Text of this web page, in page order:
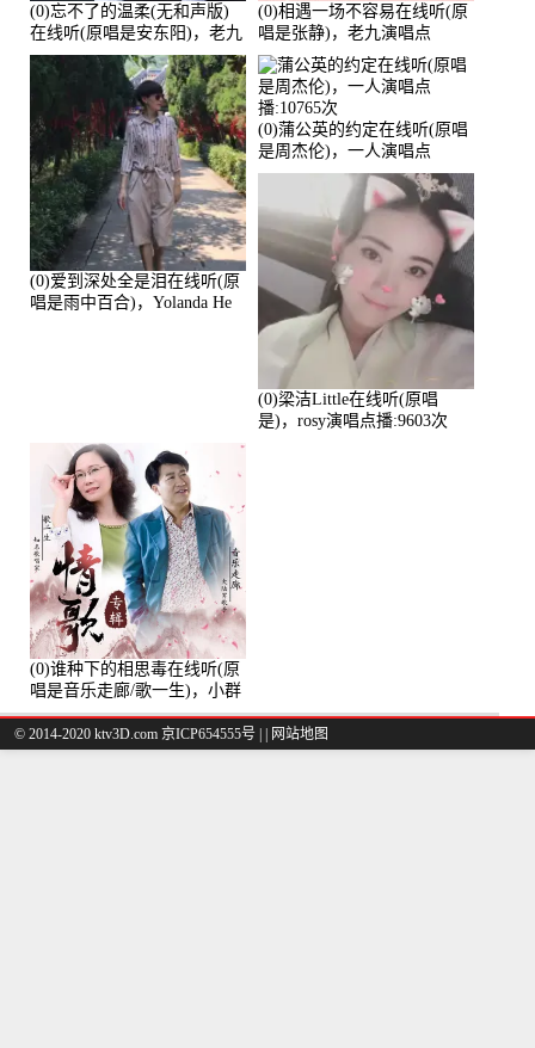
(0)忘不了的温柔(无和声版)
在线听(原唱是安东阳)，老九
演唱点播:17392次
(0)相遇一场不容易在线听(原
唱是张静)，老九演唱点
播:11453次
(0)爱到深处全是泪在线听(原
唱是雨中百合)，Yolanda He
(0)蒲公英的约定在线听(原唱
是周杰伦)，一人演唱点
播:10765次
(0)梁洁Little在线听(原唱
是)，rosy演唱点播:9603次
(0)谁种下的相思毒在线听(原
唱是音乐走廊/歌一生)，小群
演唱点播:8975次
© 2014-2020 ktv3D.com 京ICP654555号 | 网站地图